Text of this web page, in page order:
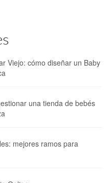
Viejo: cómo diseñar un Baby
una tienda de bebés
mejores ramos para